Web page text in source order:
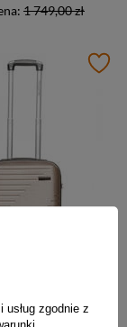
1 749,00 zł
zgodnie z